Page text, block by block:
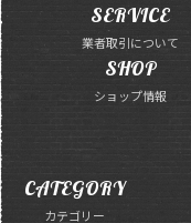
SERVICE
業者取引について
SHOP
ショップ情報
CATEGORY
カテゴリー